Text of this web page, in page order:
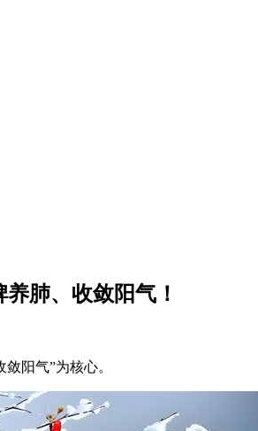
肺、收敛阳气！
阳气”为核心。